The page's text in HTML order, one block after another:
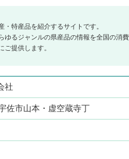
・特産品を紹介するサイトです。
ゆるジャンルの県産品の情報を全国の消
ご提供します。
社
佐市山本・虚空蔵寺丁